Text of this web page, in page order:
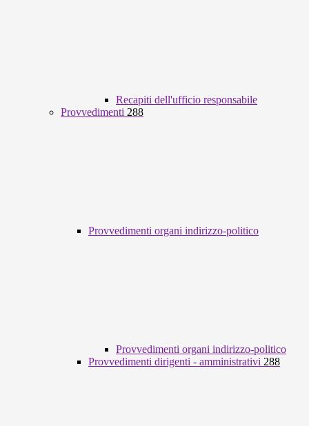
Recapiti dell'ufficio responsabile
Provvedimenti 288
Provvedimenti organi indirizzo-politico
Provvedimenti organi indirizzo-politico
Provvedimenti dirigenti - amministrativi 288